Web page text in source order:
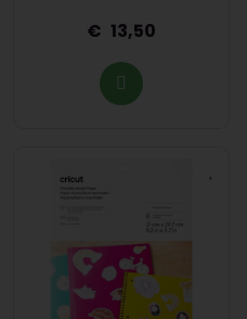
13,50